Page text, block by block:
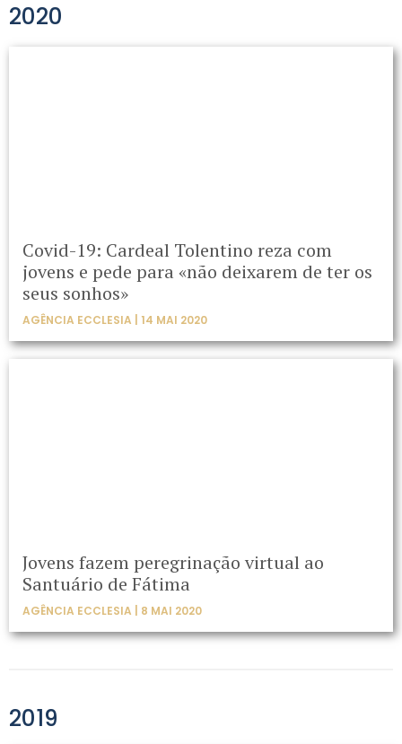
2020
Covid-19: Cardeal Tolentino reza com
jovens e pede para «não deixarem de ter os
seus sonhos»
AGÊNCIA ECCLESIA | 14 MAI 2020
Jovens fazem peregrinação virtual ao
Santuário de Fátima
AGÊNCIA ECCLESIA | 8 MAI 2020
2019